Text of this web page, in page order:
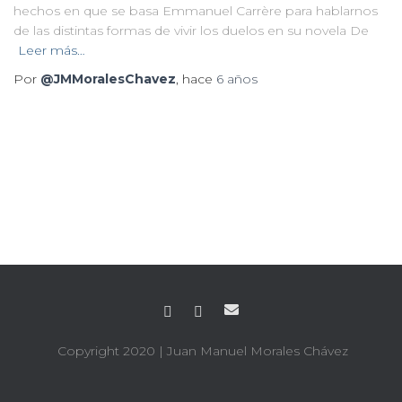
hechos en que se basa Emmanuel Carrère para hablarnos
de las distintas formas de vivir los duelos en su novela De
Leer más…
Por @JMMoralesChavez, hace 6 años
Copyright 2020 | Juan Manuel Morales Chávez